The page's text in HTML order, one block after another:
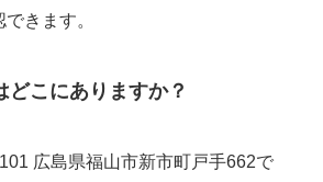
きます。
どこにありますか？
広島県福山市新市町戸手662で